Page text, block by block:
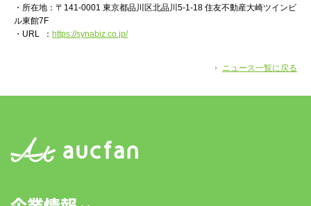
・所在地：〒141-0001 東京都品川区北品川5-1-18 住友不動産大崎ツインビ
ル東館7F
・URL ： https://synabiz.co.jp/
ニュース一覧に戻る